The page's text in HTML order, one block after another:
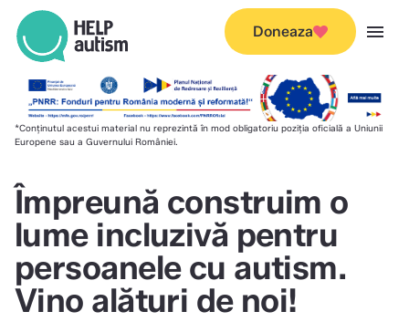
Doneaza menu
*Conținutul acestui material nu reprezintă în mod obligatoriu poziția oficială a Uniunii
Europene sau a Guvernului României.
Împreună construim o
lume incluzivă pentru
persoanele cu autism.
Vino alături de noi!